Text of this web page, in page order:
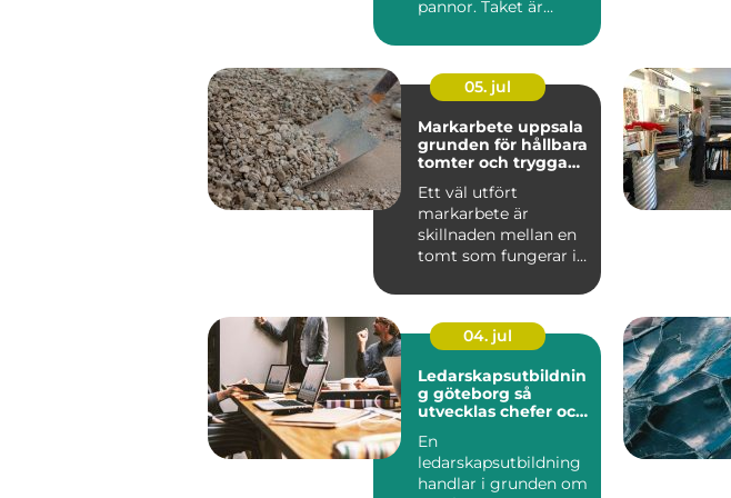
pannor. Taket är
skydd mo...
05. jul
Markarbete uppsala
grunden för hållbara
tomter och trygga
Ett väl utfört
markarbete är
skillnaden mellan en
tomt som fungerar i
tomt som snabb...
04. jul
Ledarskapsutbildnin
g göteborg så
utvecklas chefer och
En
ledarskapsutbildning
handlar i grunden om